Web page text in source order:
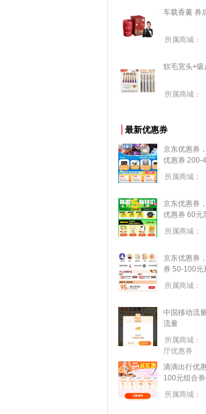
车载香薰 券
所属商城：
软毛宽头+
所属商城：
最新优惠券
京东优惠券
优惠券 200-
所属商城：
京东优惠券
优惠券 60元
所属商城：
京东优惠券
券 50-100元
所属商城：
中国移动流
流量
所属商城：
厅优惠券
滴滴出行优
100元组合
所属商城：